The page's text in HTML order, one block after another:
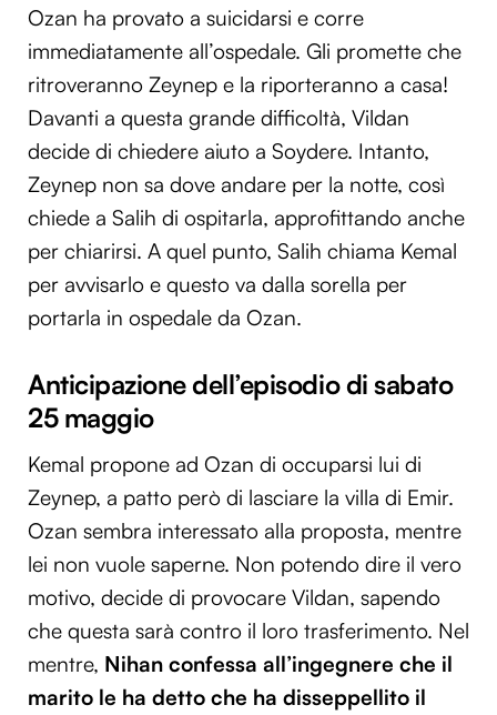
Ozan ha provato a suicidarsi e corre
immediatamente all’ospedale. Gli promette che
ritroveranno Zeynep e la riporteranno a casa!
Davanti a questa grande difficoltà, Vildan
decide di chiedere aiuto a Soydere. Intanto,
Zeynep non sa dove andare per la notte, così
chiede a Salih di ospitarla, approfittando anche
per chiarirsi. A quel punto, Salih chiama Kemal
per avvisarlo e questo va dalla sorella per
portarla in ospedale da Ozan.
Anticipazione dell’episodio di sabato
25 maggio
Kemal propone ad Ozan di occuparsi lui di
Zeynep, a patto però di lasciare la villa di Emir.
Ozan sembra interessato alla proposta, mentre
lei non vuole saperne. Non potendo dire il vero
motivo, decide di provocare Vildan, sapendo
che questa sarà contro il loro trasferimento. Nel
mentre, Nihan confessa all’ingegnere che il
marito le ha detto che ha disseppellito il